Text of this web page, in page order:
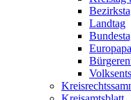
Landtag